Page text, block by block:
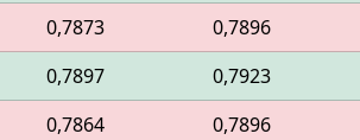
0,7873 0,7896
0,7897 0,7923
0,7864 0,7896